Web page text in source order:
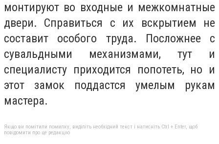
монтируют во входные и межкомнатные
двери. Справиться с их вскрытием не
составит особого труда. Посложнее с
сувальдными механизмами, тут и
специалисту приходится попотеть, но и
этот замок поддастся умелым рукам
мастера.
Якщо ви помітили помилку, виділіть необхідний текст і натисніть Ctrl + Enter, щоб
повідомити про це редакцію